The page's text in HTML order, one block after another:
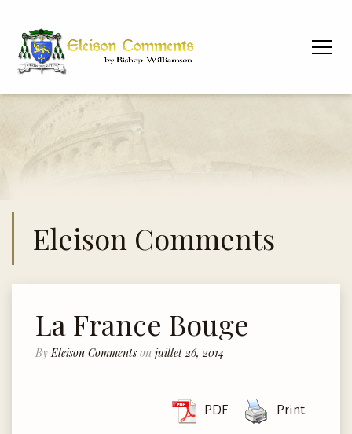
Eleison Comments
La France Bouge
By Eleison Comments on juillet 26, 2014
PDF Print